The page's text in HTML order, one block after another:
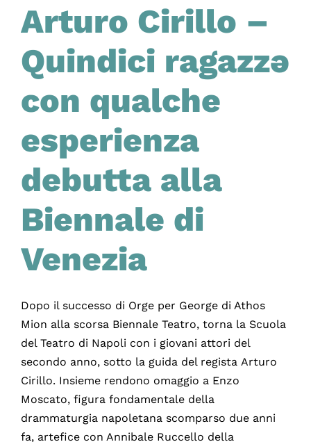
Arturo Cirillo –
Quindici ragazzə
con qualche
esperienza
debutta alla
Biennale di
Venezia
Dopo il successo di Orge per George di Athos
Mion alla scorsa Biennale Teatro, torna la Scuola
del Teatro di Napoli con i giovani attori del
secondo anno, sotto la guida del regista Arturo
Cirillo. Insieme rendono omaggio a Enzo
Moscato, figura fondamentale della
drammaturgia napoletana scomparso due anni
fa, artefice con Annibale Ruccello della